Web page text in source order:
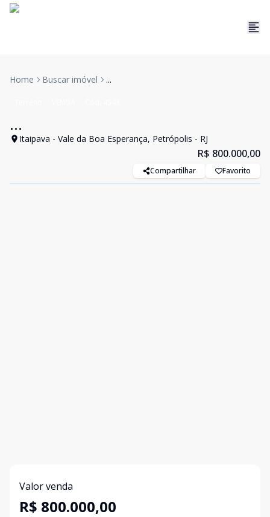
Home Buscar imóvel ...
...
Itaipava - Vale da Boa Esperança, Petrópolis - RJ
R$ 800.000,00
Compartilhar Favorito
Valor venda
R$ 800.000,00